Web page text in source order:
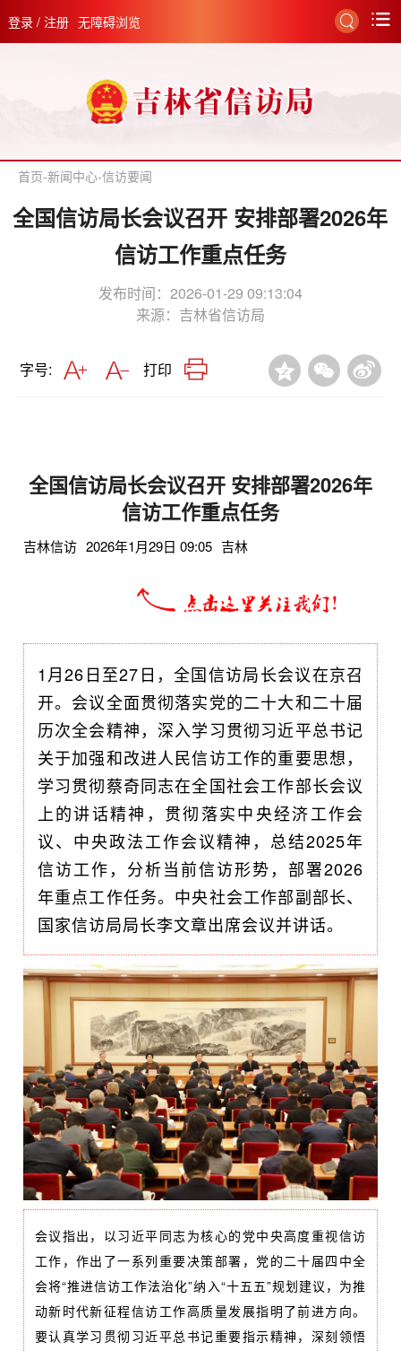
登录 / 注册 无障碍浏览
首页-新闻中心-信访要闻
全国信访局长会议召开 安排部署2026年
信访工作重点任务
发布时间：2026-01-29 09:13:04
来源： 吉林省信访局
字号: 打印
全国信访局长会议召开 安排部署2026年
信访工作重点任务
吉林信访 2026年1月29日 09:05 吉林
1月26日至27日，全国信访局长会议在京召
开。会议全面贯彻落实党的二十大和二十届
历次全会精神，深入学习贯彻习近平总书记
关于加强和改进人民信访工作的重要思想，
学习贯彻蔡奇同志在全国社会工作部长会议
上的讲话精神，贯彻落实中央经济工作会
议、中央政法工作会议精神，总结2025年
信访工作，分析当前信访形势，部署2026
年重点工作任务。中央社会工作部副部长、
国家信访局局长李文章出席会议并讲话。
会议指出，以习近平同志为核心的党中央高度重视信访
工作，作出了一系列重要决策部署，党的二十届四中全
会将“推进信访工作法治化”纳入“十五五”规划建议，为推
动新时代新征程信访工作高质量发展指明了前进方向。
要认真学习贯彻习近平总书记重要指示精神，深刻领悟